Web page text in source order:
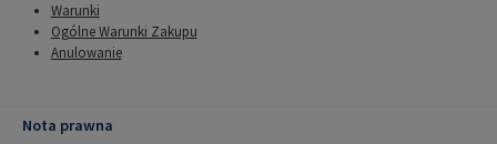
Warunki
Ogólne Warunki Zakupu
Anulowanie
Nota prawna